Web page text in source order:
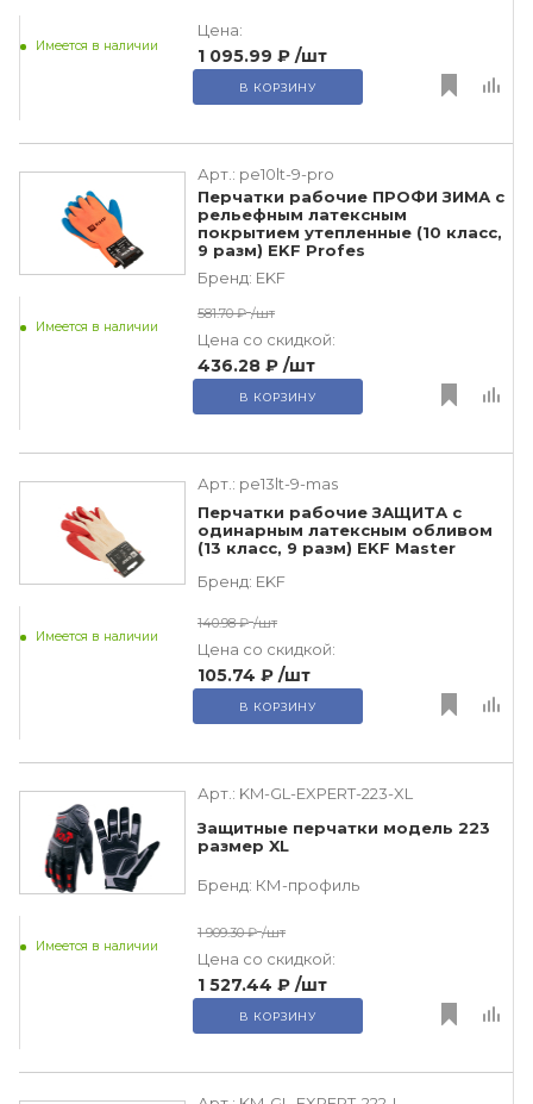
Имеется в наличии
Цена:
1 095.99 ₽ /шт
В КОРЗИНУ
Арт.: pe10lt-9-pro
Перчатки рабочие ПРОФИ ЗИМА с
рельефным латексным
покрытием утепленные (10 класс,
9 разм) EKF Profes
Бренд: EKF
Имеется в наличии
581.70 ₽ /шт
Цена со скидкой:
436.28 ₽ /шт
В КОРЗИНУ
Арт.: pe13lt-9-mas
Перчатки рабочие ЗАЩИТА с
одинарным латексным обливом
(13 класс, 9 разм) EKF Master
Бренд: EKF
Имеется в наличии
140.98 ₽ /шт
Цена со скидкой:
105.74 ₽ /шт
В КОРЗИНУ
Арт.: KM-GL-EXPERT-223-XL
Защитные перчатки модель 223
размер XL
Бренд: КМ-профиль
Имеется в наличии
1 909.30 ₽ /шт
Цена со скидкой:
1 527.44 ₽ /шт
В КОРЗИНУ